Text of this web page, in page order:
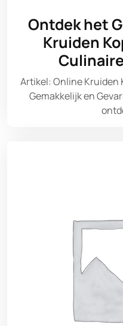
Ontdek het
Kruiden
Artikel: Online Kruiden
Gemakkelijk en